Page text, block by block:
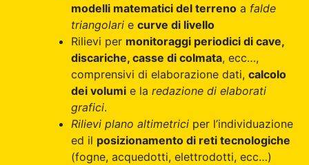
modelli matematici del terreno a falde
triangolari e curve di livello
Rilievi per monitoraggi periodici di cave,
discariche, casse di colmata, ecc…,
comprensivi di elaborazione dati, calcolo
dei volumi e la redazione di elaborati
grafici.
Rilievi plano altimetrici per l’individuazione
ed il posizionamento di reti tecnologiche
(fogne, acquedotti, elettrodotti, ecc…)